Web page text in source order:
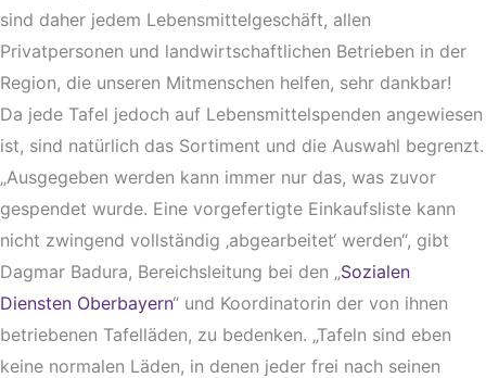
sind daher jedem Lebensmittelgeschäft, allen
Privatpersonen und landwirtschaftlichen Betrieben in der
Region, die unseren Mitmenschen helfen, sehr dankbar!
Da jede Tafel jedoch auf Lebensmittelspenden angewiesen
ist, sind natürlich das Sortiment und die Auswahl begrenzt.
„Ausgegeben werden kann immer nur das, was zuvor
gespendet wurde. Eine vorgefertigte Einkaufsliste kann
nicht zwingend vollständig ‚abgearbeitet‘ werden“, gibt
Dagmar Badura, Bereichsleitung bei den „Sozialen
Diensten Oberbayern“ und Koordinatorin der von ihnen
betriebenen Tafelläden, zu bedenken. „Tafeln sind eben
keine normalen Läden, in denen jeder frei nach seinen